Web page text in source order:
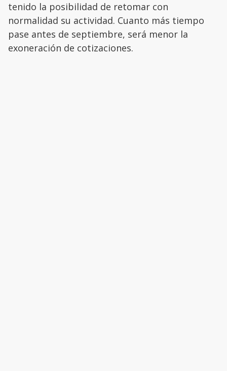
tenido la posibilidad de retomar con
normalidad su actividad. Cuanto más tiempo
pase antes de septiembre, será menor la
exoneración de cotizaciones.